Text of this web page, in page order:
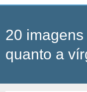
20
quanto a